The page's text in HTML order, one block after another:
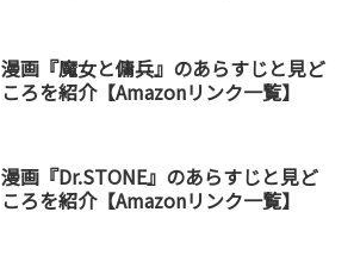
漫画『魔女と傭兵』のあらすじと見ど
ころを紹介【Amazonリンク一覧】
漫画『Dr.STONE』のあらすじと見ど
ころを紹介【Amazonリンク一覧】